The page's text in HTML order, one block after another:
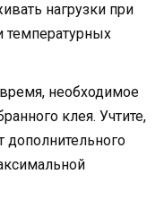
нагрузки при
необходимое
клея. Учтите,
дополнительного